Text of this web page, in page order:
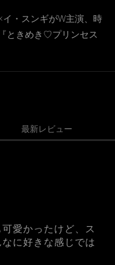
・スンギがW主演、時
ときめき♡プリンセス
最新レビュー
愛かったけど、ス
に好きな感じでは